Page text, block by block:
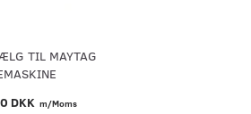
TIL MAYTAG
DKK m/Moms